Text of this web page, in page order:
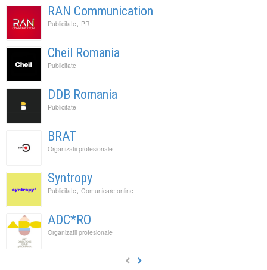
RAN Communication
Publicitate, PR
Cheil Romania
Publicitate
DDB Romania
Publicitate
BRAT
Organizatii profesionale
Syntropy
Publicitate, Comunicare online
ADC*RO
Organizatii profesionale